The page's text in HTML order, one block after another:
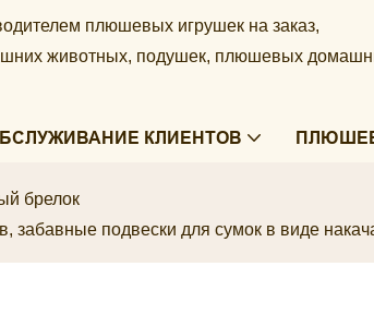
плюшевых игрушек на заказ,
животных, подушек, плюшевых
КЛИЕНТОВ
брелок
забавные подвески для сумок в виде